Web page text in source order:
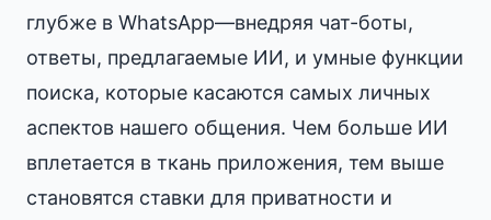
глубже в WhatsApp—внедряя чат-боты,
ответы, предлагаемые ИИ, и умные функции
поиска, которые касаются самых личных
аспектов нашего общения. Чем больше ИИ
вплетается в ткань приложения, тем выше
становятся ставки для приватности и